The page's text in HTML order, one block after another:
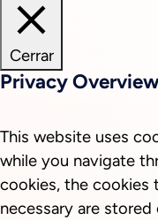
Cerrar
Privacy
This website uses
while you navigate
cookies, the cookies
necessary are